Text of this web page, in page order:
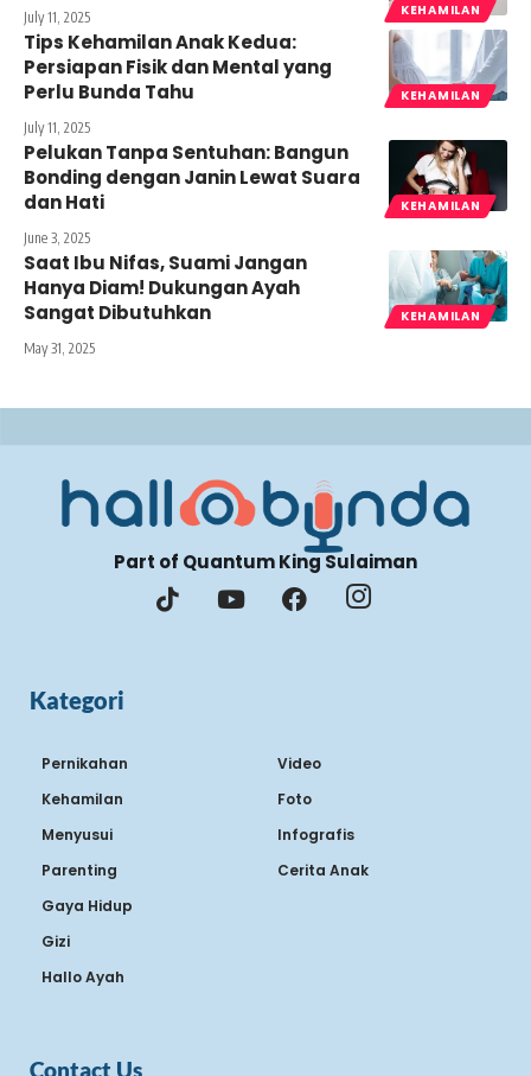
KEHAMILAN
July 11, 2025
KEHAMILAN
Tips Kehamilan Anak Kedua:
Persiapan Fisik dan Mental yang
Perlu Bunda Tahu
July 11, 2025
KEHAMILAN
Pelukan Tanpa Sentuhan: Bangun
Bonding dengan Janin Lewat Suara
dan Hati
June 3, 2025
KEHAMILAN
Saat Ibu Nifas, Suami Jangan
Hanya Diam! Dukungan Ayah
Sangat Dibutuhkan
May 31, 2025
Part of Quantum King Sulaiman
Kategori
Pernikahan
Kehamilan
Menyusui
Parenting
Gaya Hidup
Gizi
Hallo Ayah
Video
Foto
Infografis
Cerita Anak
Contact Us